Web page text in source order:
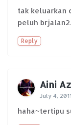
tak keluarkan
peluh
Reply
Aini
July 4,
haha~tertipu